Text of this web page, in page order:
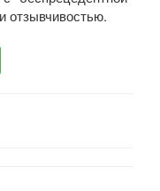
отзывчивостью.